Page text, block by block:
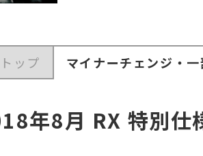
トップ マイナーチェンジ・一
年8月 RX 特別